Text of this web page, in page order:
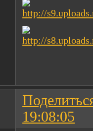
19:08:05